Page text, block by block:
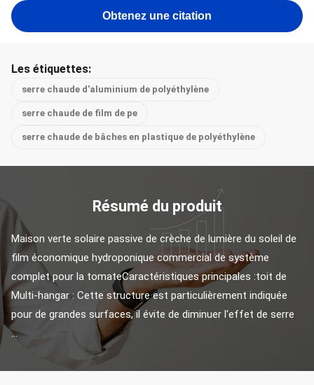
Obtenez une citation
Les étiquettes:
serre chaude d'aluminium de polyéthylène
serre chaude de film de pe
serre chaude de bâches en plastique de polyéthylène
Résumé du produit
Maison verte solaire passive de crèche de lumière du soleil de
film économique hydroponique commercial de système
complet pour la tomateCaractéristiques principales :toit de
Multi-hangar : Cette structure est particulièrement indiquée
pour de grandes surfaces, il évite de diminuer l'effet de serre
...